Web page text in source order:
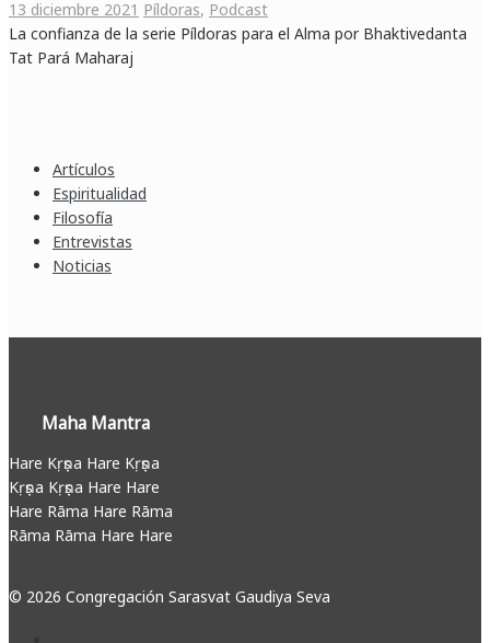
13 diciembre 2021 Píldoras, Podcast
La confianza de la serie Píldoras para el Alma por Bhaktivedanta
Tat Pará Maharaj
Artículos
Espiritualidad
Filosofía
Entrevistas
Noticias
Maha Mantra
Hare Kṛṣṇa Hare Kṛṣṇa
Kṛṣṇa Kṛṣṇa Hare Hare
Hare Rāma Hare Rāma
Rāma Rāma Hare Hare
© 2026 Congregación Sarasvat Gaudiya Seva